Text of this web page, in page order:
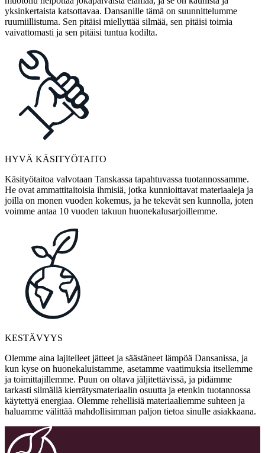
yksinkertaista katsottavaa. Dansanille tämä on suunnittelumme
ruumiillistuma. Sen pitäisi miellyttää silmää, sen pitäisi toimia
vaivattomasti ja sen pitäisi tuntua kodilta.
HYVÄ KÄSITYÖTAITO
Käsityötaitoa valvotaan Tanskassa tapahtuvassa tuotannossamme.
He ovat ammattitaitoisia ihmisiä, jotka kunnioittavat materiaaleja ja
joilla on monen vuoden kokemus, ja he tekevät sen kunnolla, joten
voimme antaa 10 vuoden takuun huonekalusarjoillemme.
KESTÄVYYS
Olemme aina lajitelleet jätteet ja säästäneet lämpöä Dansanissa, ja
kun kyse on huonekaluistamme, asetamme vaatimuksia itsellemme
ja toimittajillemme. Puun on oltava jäljitettävissä, ja pidämme
tarkasti silmällä kierrätysmateriaalin osuutta ja etenkin tuotannossa
käytettyä energiaa. Olemme rehellisiä materiaaliemme suhteen ja
haluamme välittää mahdollisimman paljon tietoa sinulle asiakkaana.